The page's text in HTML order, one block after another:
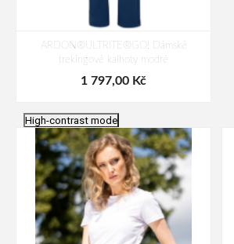
ARDON®ULTRITE®GO! Dámské
trekingové kalhoty modré
1 797,00 Kč
High-contrast mode